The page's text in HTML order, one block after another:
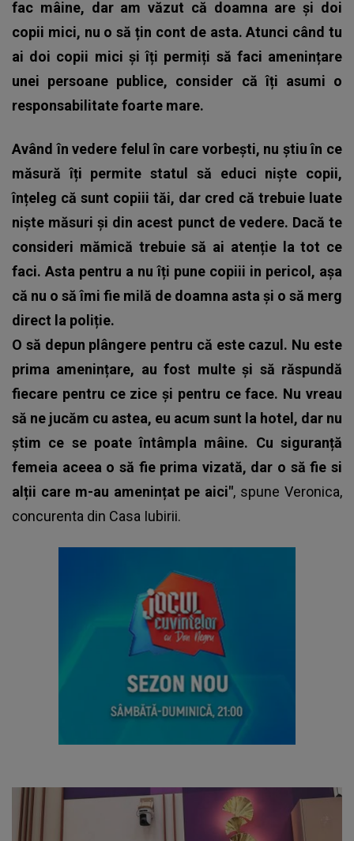
fac mâine, dar am văzut că doamna are și doi
copii mici, nu o să țin cont de asta. Atunci când tu
ai doi copii mici și îți permiți să faci amenințare
unei persoane publice, consider că îți asumi o
responsabilitate foarte mare.
Având în vedere felul în care vorbești, nu știu în ce
măsură îți permite statul să educi niște copii,
înțeleg că sunt copiii tăi, dar cred că trebuie luate
niște măsuri și din acest punct de vedere. Dacă te
consideri mămică trebuie să ai atenție la tot ce
faci. Asta pentru a nu îți pune copiii in pericol, așa
că nu o să îmi fie milă de doamna asta și o să merg
direct la poliție.
O să depun plângere pentru că este cazul. Nu este
prima amenințare, au fost multe și să răspundă
fiecare pentru ce zice și pentru ce face. Nu vreau
să ne jucăm cu astea, eu acum sunt la hotel, dar nu
știm ce se poate întâmpla mâine. Cu siguranță
femeia aceea o să fie prima vizată, dar o să fie si
alții care m-au amenințat pe aici", spune Veronica,
concurenta din Casa Iubirii.